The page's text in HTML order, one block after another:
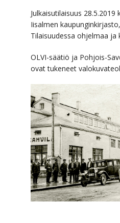
Julkaisutilaisuus 28.5.2019
Iisalmen
Tilaisuudessa ohjelmaa
OLVI-säätiö ja Pohjois-
ovat tukeneet